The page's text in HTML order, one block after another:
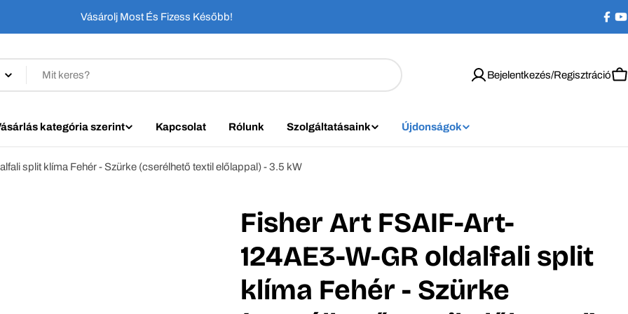
Vásárolj Most És Fizess Később!
Bejelentkezés/Regisztráció
kategória szerint Kapcsolat Rólunk Szolgáltatásaink Újdonságok
split klíma Fehér - Szürke (cserélhető textil előlappal) - 3.5 kW
Fisher Art FSAIF-Art-
124AE3-W-GR oldalfali split
klíma Fehér - Szürke